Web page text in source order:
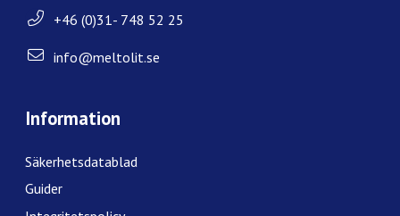
+46 (0)31- 748 52 25
info@meltolit.se
Information
Säkerhetsdatablad
Guider